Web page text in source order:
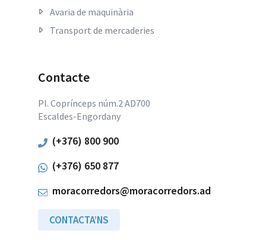
Avaria de maquinària
Transport de mercaderies
Contacte
Pl. Coprínceps núm.2 AD700
Escaldes-Engordany
(+376) 800 900
(+376) 650 877
moracorredors@moracorredors.ad
CONTACTA’NS